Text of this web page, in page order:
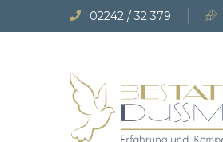
02242 / 32 379